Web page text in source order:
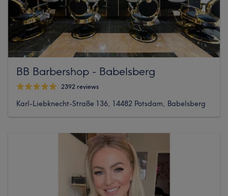
BB Barbershop - Babelsberg
2392 reviews
Karl-Liebknecht-Straße 136, 14482 Potsdam, Babelsberg